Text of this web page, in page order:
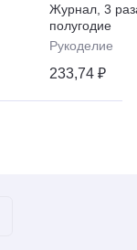
Журнал 3
полугодие
Рукоделие
233,74 ₽